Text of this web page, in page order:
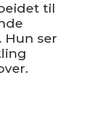
til
Hun ser